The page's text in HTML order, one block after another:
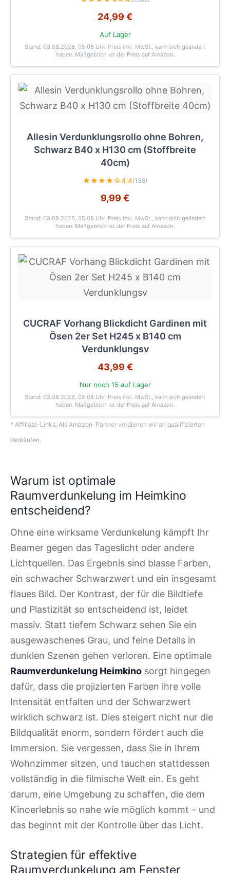
24,99 €
Auf Lager
Stand: 03.08.2026, 05:08 Uhr. Preis inkl. MwSt., kann sich geändert
haben. Maßgeblich ist der Preis auf Amazon.
Allesin Verdunklungsrollo ohne Bohren,
Schwarz B40 x H130 cm (Stoffbreite
40cm)
★★★★☆4.4(136)
9,99 €
Stand: 03.08.2026, 05:08 Uhr. Preis inkl. MwSt., kann sich geändert
haben. Maßgeblich ist der Preis auf Amazon.
CUCRAF Vorhang Blickdicht Gardinen mit
Ösen 2er Set H245 x B140 cm
Verdunklungsv
43,99 €
Nur noch 15 auf Lager
Stand: 03.08.2026, 05:08 Uhr. Preis inkl. MwSt., kann sich geändert
haben. Maßgeblich ist der Preis auf Amazon.
* Affiliate-Links. Als Amazon-Partner verdienen wir an qualifizierten
Verkäufen.
Warum ist optimale
Raumverdunkelung im Heimkino
entscheidend?
Ohne eine wirksame Verdunkelung kämpft Ihr
Beamer gegen das Tageslicht oder andere
Lichtquellen. Das Ergebnis sind blasse Farben,
ein schwacher Schwarzwert und ein insgesamt
flaues Bild. Der Kontrast, der für die Bildtiefe
und Plastizität so entscheidend ist, leidet
massiv. Statt tiefem Schwarz sehen Sie ein
ausgewaschenes Grau, und feine Details in
dunklen Szenen gehen verloren. Eine optimale
Raumverdunkelung Heimkino sorgt hingegen
dafür, dass die projizierten Farben ihre volle
Intensität entfalten und der Schwarzwert
wirklich schwarz ist. Dies steigert nicht nur die
Bildqualität enorm, sondern fördert auch die
Immersion. Sie vergessen, dass Sie in Ihrem
Wohnzimmer sitzen, und tauchen stattdessen
vollständig in die filmische Welt ein. Es geht
darum, eine Umgebung zu schaffen, die dem
Kinoerlebnis so nahe wie möglich kommt – und
das beginnt mit der Kontrolle über das Licht.
Strategien für effektive
Raumverdunkelung am Fenster